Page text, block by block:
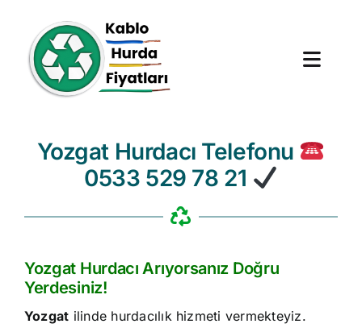
content
Hurda Fiyatları
Hizmet Bölgeleri
Hakkımızda
Blog
Yozgat Hurdacı Telefonu
0533 529 78 21
Yozgat Hurdacı Arıyorsanız Doğru
Yerdesiniz!
Yozgat ilinde hurdacılık hizmeti vermekteyiz.